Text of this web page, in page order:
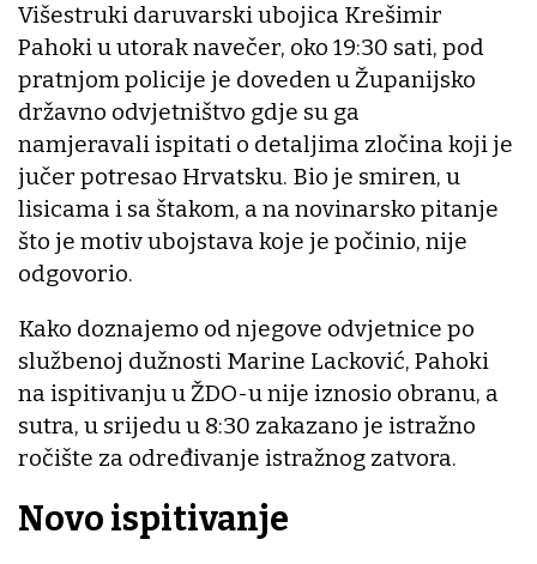
Višestruki daruvarski ubojica Krešimir
Pahoki u utorak navečer, oko 19:30 sati, pod
pratnjom policije je doveden u Županijsko
državno odvjetništvo gdje su ga
namjeravali ispitati o detaljima zločina koji je
jučer potresao Hrvatsku. Bio je smiren, u
lisicama i sa štakom, a na novinarsko pitanje
što je motiv ubojstava koje je počinio, nije
odgovorio.
Kako doznajemo od njegove odvjetnice po
službenoj dužnosti Marine Lacković, Pahoki
na ispitivanju u ŽDO-u nije iznosio obranu, a
sutra, u srijedu u 8:30 zakazano je istražno
ročište za određivanje istražnog zatvora.
Novo ispitivanje